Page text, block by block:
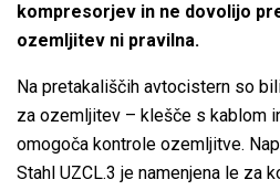
kompresorjev in ne dovolijo
ozemljitev ni pravilna.
Na pretakališčih avtocistern so
za ozemljitev – klešče s kablom
omogoča kontrole ozemljitve.
Stahl UZCL.3 je namenjena le za